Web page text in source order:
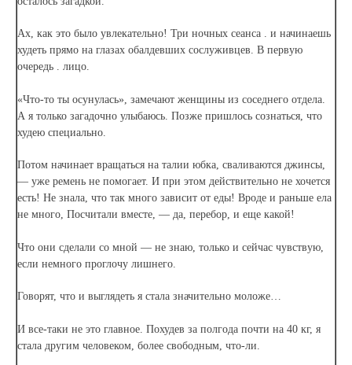
Ах, как это было увлекательно! Три ночных сеанса . и начинаешь
худеть прямо на глазах обалдевших сослуживцев. В первую
очередь . лицо.
«Что-то ты осунулась», замечают женщины из соседнего отдела.
А я только загадочно улыбаюсь. Позже пришлось сознаться, что
худею специально.
Потом начинает вращаться на талии юбка, сваливаются джинсы,
— уже ремень не помогает. И при этом действительно не хочется
есть! Не знала, что так много зависит от еды! Вроде и раньше ела
не много, Посчитали вместе, — да, перебор, и еще какой!
Что они сделали со мной — не знаю, только и сейчас чувствую,
если немного проглочу лишнего.
Говорят, что и выглядеть я стала значительно моложе…
И все-таки не это главное. Похудев за полгода почти на 40 кг, я
стала другим человеком, более свободным, что-ли.